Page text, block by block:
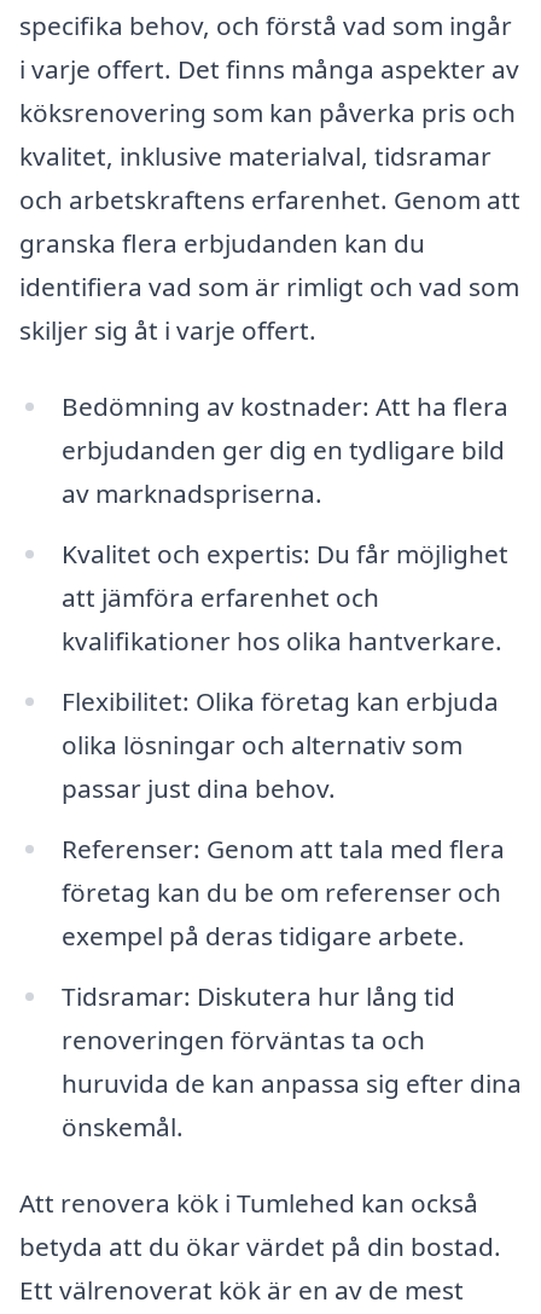
specifika behov, och förstå vad som ingår
i varje offert. Det finns många aspekter av
köksrenovering som kan påverka pris och
kvalitet, inklusive materialval, tidsramar
och arbetskraftens erfarenhet. Genom att
granska flera erbjudanden kan du
identifiera vad som är rimligt och vad som
skiljer sig åt i varje offert.
Bedömning av kostnader: Att ha flera
erbjudanden ger dig en tydligare bild
av marknadspriserna.
Kvalitet och expertis: Du får möjlighet
att jämföra erfarenhet och
kvalifikationer hos olika hantverkare.
Flexibilitet: Olika företag kan erbjuda
olika lösningar och alternativ som
passar just dina behov.
Referenser: Genom att tala med flera
företag kan du be om referenser och
exempel på deras tidigare arbete.
Tidsramar: Diskutera hur lång tid
renoveringen förväntas ta och
huruvida de kan anpassa sig efter dina
önskemål.
Att renovera kök i Tumlehed kan också
betyda att du ökar värdet på din bostad.
Ett välrenoverat kök är en av de mest